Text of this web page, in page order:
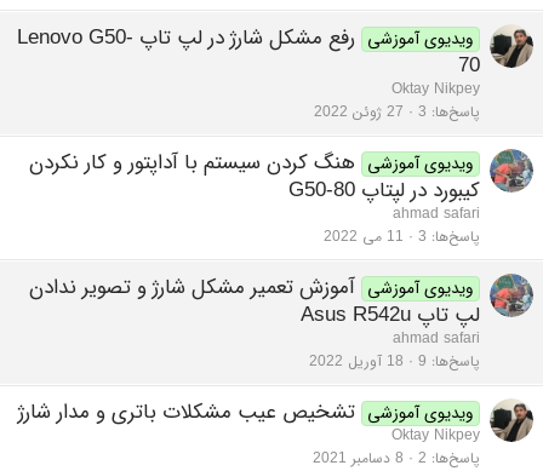
ویدیوی آموزشی
رفع مشکل شارژ در لپ تاپ Lenovo G50-
70
Oktay Nikpey
پاسخ‌ها 3 27 ژوئن 2022
ویدیوی آموزشی هنگ کردن سیستم با آداپتور و کار نکردن
کیبورد در لپتاپ G50-80
ahmad safari
پاسخ‌ها 3 11 می 2022
ویدیوی آموزشی آموزش تعمیر مشکل شارژ و تصویر ندادن
لپ تاپ Asus R542u
ahmad safari
پاسخ‌ها 9 18 آوریل 2022
ویدیوی آموزشی تشخیص عیب مشکلات باتری و مدار شارژ
Oktay Nikpey
پاسخ‌ها 2 8 دسامبر 2021